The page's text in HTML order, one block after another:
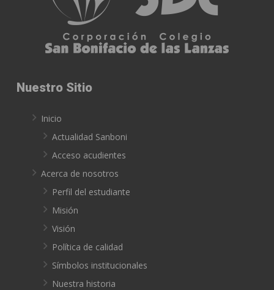
Nuestro Sitio
Inicio
Actualidad Sanboni
Acceso acudientes
Acerca de nosotros
Perfil del estudiante
Misión
Visión
Política de calidad
Símbolos institucionales
Nuestra historia